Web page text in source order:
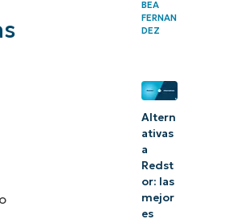
BEA
FERNAN
DEZ
Altern
ativas
a
Redst
or: las
mejor
es